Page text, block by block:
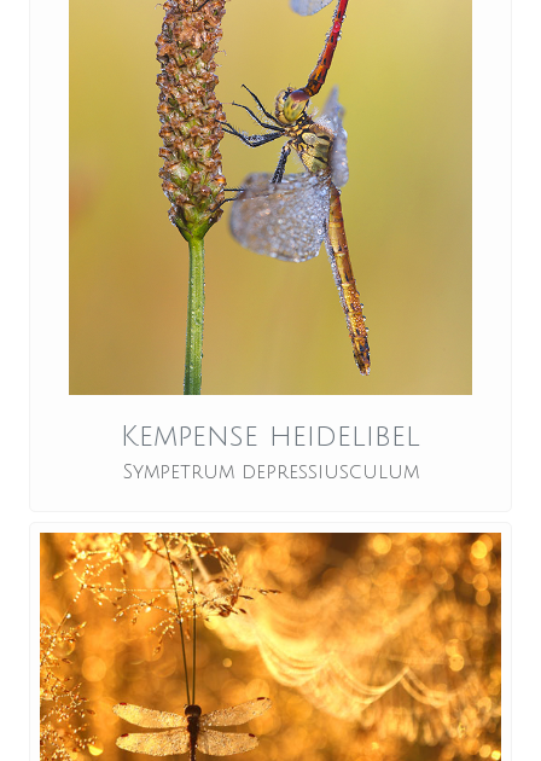
Kempense heidelibel
Sympetrum depressiusculum